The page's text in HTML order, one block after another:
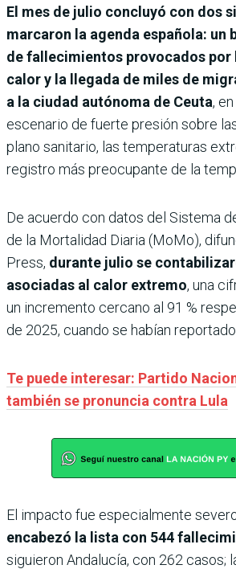
El mes de julio concluyó con dos
marcaron la agenda española: un
de fallecimientos provocados por
calor y la llegada de miles de
a la ciudad autónoma de Ceuta,
escenario de fuerte presión sobre
plano sanitario, las temperaturas
registro más preocupante de la
De acuerdo con datos del Sistema
de la Mortalidad Diaria (MoMo),
Press, durante julio se
asociadas al calor extremo, una
un incremento cercano al 91 %
de 2025, cuando se habían
Te puede interesar: Partido
también se pronuncia contra Lula
El impacto fue especialmente
encabezó la lista con 544
siguieron Andalucía, con 262 casos;